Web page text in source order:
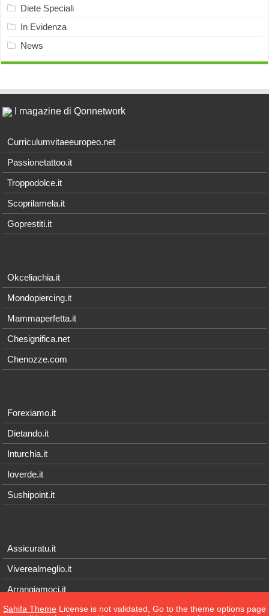
Diete Speciali
In Evidenza
News
I magazine di Qonnetwork
Curriculumvitaeeuropeo.net
Passionetattoo.it
Troppodolce.it
Scoprilamela.it
Goprestiti.it
Okceliachia.it
Mondopiercing.it
Mammaperfetta.it
Chesignifica.net
Chenozze.com
Forexiamo.it
Dietando.it
Inturchia.it
Ioverde.it
Sushipoint.it
Assicuratu.it
Viverealmeglio.it
Arrangiamoci.it
Tecnichef.it
Sahifa Theme License is not validated, Go to the theme options page